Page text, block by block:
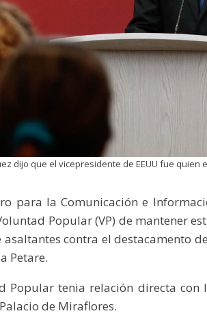
dijo que el vicepresidente de EEUU fue
para la Comunicación e
Popular (VP) de mantener
asaltantes contra el destacamento
Petare.
Popular tenia relación directa
de Miraflores.